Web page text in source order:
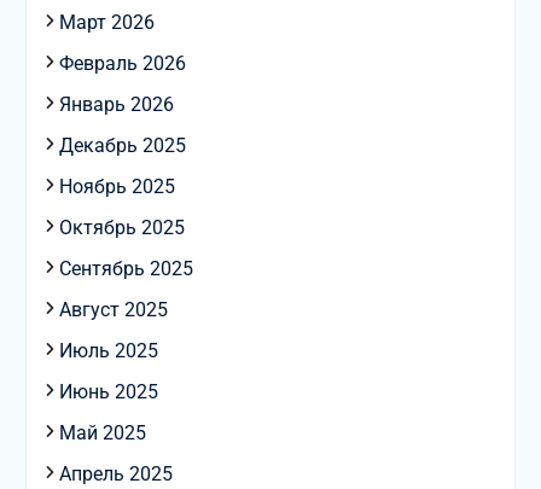
Март 2026
Февраль 2026
Январь 2026
Декабрь 2025
Ноябрь 2025
Октябрь 2025
Сентябрь 2025
Август 2025
Июль 2025
Июнь 2025
Май 2025
Апрель 2025